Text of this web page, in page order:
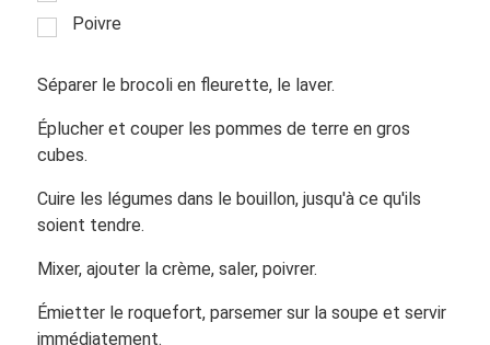
Poivre
Séparer le brocoli en fleurette, le laver.
Éplucher et couper les pommes de terre en gros
cubes.
Cuire les légumes dans le bouillon, jusqu'à ce qu'ils
soient tendre.
Mixer, ajouter la crème, saler, poivrer.
Émietter le roquefort, parsemer sur la soupe et servir
immédiatement.